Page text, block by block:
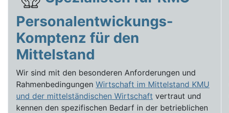
Personalentwickungs-
Komptenz für den
Mittelstand
Wir sind mit den besonderen Anforderungen und
Rahmenbedingungen Wirtschaft im Mittelstand KMU
und der mittelständischen Wirtschaft vertraut und
kennen den spezifischen Bedarf in der betrieblichen